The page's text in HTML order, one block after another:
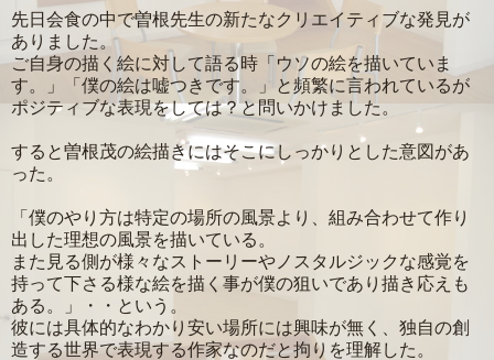
先日会食の中で曽根先生の新たなクリエイティブな発見が
ありました。
ご自身の描く絵に対して語る時「ウソの絵を描いていま
す。」「僕の絵は嘘つきです。」と頻繁に言われているが
ポジティブな表現をしては？と問いかけました。
すると曽根茂の絵描きにはそこにしっかりとした意図があ
った。
「僕のやり方は特定の場所の風景より、組み合わせて作り
出した理想の風景を描いている。
また見る側が様々なストーリーやノスタルジックな感覚を
持って下さる様な絵を描く事が僕の狙いであり描き応えも
ある。」・・という。
彼には具体的なわかり安い場所には興味が無く、独自の創
造する世界で表現する作家なのだと拘りを理解した。